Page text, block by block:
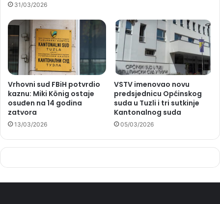
31/03/2026
Vrhovni sud FBiH potvrdio
kaznu: Miki König ostaje
osuđen na 14 godina
zatvora
13/03/2026
VSTV imenovao novu
predsjednicu Općinskog
suda u Tuzli i tri sutkinje
Kantonalnog suda
05/03/2026